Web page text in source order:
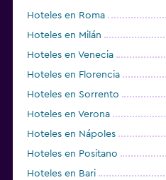
Hoteles en Roma
Hoteles en Milán
Hoteles en Venecia
Hoteles en Florencia
Hoteles en Sorrento
Hoteles en Verona
Hoteles en Nápoles
Hoteles en Positano
Hoteles en Bari